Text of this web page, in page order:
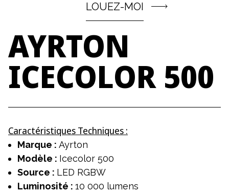
LOUEZ-MOI
AYRTON
ICECOLOR 500
Caractéristiques Techniques :
Marque : Ayrton
Modèle : Icecolor 500
Source : LED RGBW
Luminosité : 10 000 lumens